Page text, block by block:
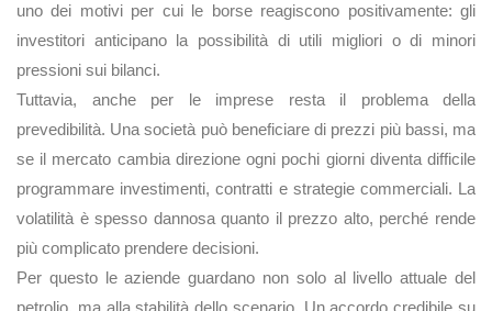
uno dei motivi per cui le borse reagiscono positivamente: gli
investitori anticipano la possibilità di utili migliori o di minori
pressioni sui bilanci.
Tuttavia, anche per le imprese resta il problema della
prevedibilità. Una società può beneficiare di prezzi più bassi, ma
se il mercato cambia direzione ogni pochi giorni diventa difficile
programmare investimenti, contratti e strategie commerciali. La
volatilità è spesso dannosa quanto il prezzo alto, perché rende
più complicato prendere decisioni.
Per questo le aziende guardano non solo al livello attuale del
petrolio, ma alla stabilità dello scenario. Un accordo credibile su